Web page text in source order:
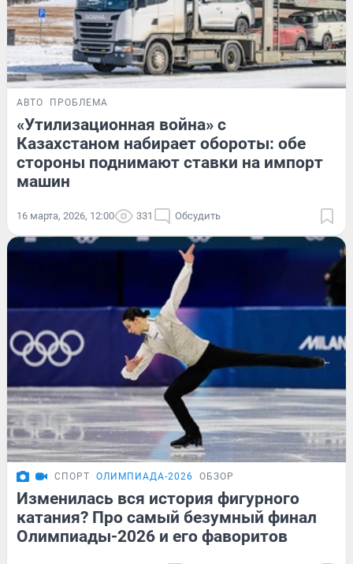
АВТО ПРОБЛЕМА
«Утилизационная война» с
Казахстаном набирает обороты: обе
стороны поднимают ставки на импорт
машин
16 марта, 2026, 12:00 331 Обсудить
СПОРТ ОЛИМПИАДА-2026 ОБЗОР
Изменилась вся история фигурного
катания? Про самый безумный финал
Олимпиады-2026 и его фаворитов